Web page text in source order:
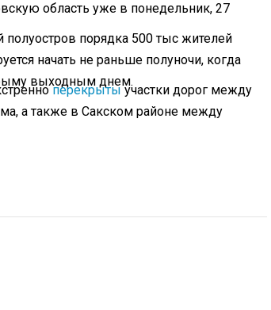
область уже в понедельник, 27
порядка 500 тыс жителей
начать не раньше полуночи, когда
выходным днем.
перекрытыучастки дорог между
а также в Сакском районе между